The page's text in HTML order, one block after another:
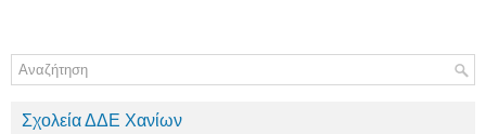
Σχολεία ΔΔΕ Χανίων